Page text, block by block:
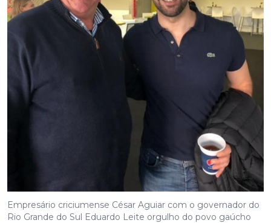
Empresário criciumense César Aguiar com o governador do
Rio Grande do Sul Eduardo Leite orgulho do povo gaúcho